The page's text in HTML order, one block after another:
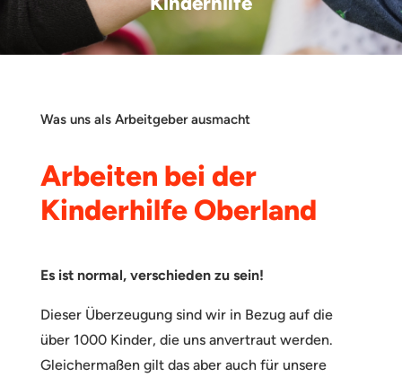
Was uns als Arbeitgeber ausmacht
Arbeiten bei der
Kinderhilfe Oberland
Es ist normal, verschieden zu sein!
Dieser Überzeugung sind wir in Bezug auf die
über 1000 Kinder, die uns anvertraut werden.
Gleichermaßen gilt das aber auch für unsere